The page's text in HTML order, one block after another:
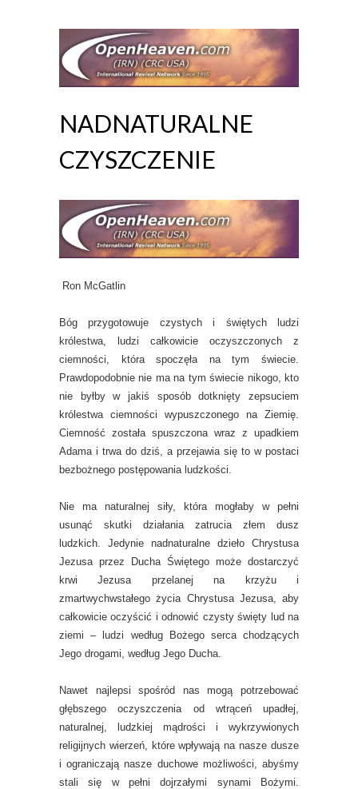
NADNATURALNE
CZYSZCZENIE
Ron McGatlin
Bóg przygotowuje czystych i świętych ludzi
królestwa, ludzi całkowicie oczyszczonych z
ciemności, która spoczęła na tym świecie.
Prawdopodobnie nie ma na tym świecie nikogo, kto
nie byłby w jakiś sposób dotknięty zepsuciem
królestwa ciemności wypuszczonego na Ziemię.
Ciemność została spuszczona wraz z upadkiem
Adama i trwa do dziś, a przejawia się to w postaci
bezbożnego postępowania ludzkości.
Nie ma naturalnej siły, która mogłaby w pełni
usunąć skutki działania zatrucia złem dusz
ludzkich. Jedynie nadnaturalne dzieło Chrystusa
Jezusa przez Ducha Świętego może dostarczyć
krwi Jezusa przelanej na krzyżu i
zmartwychwstałego życia Chrystusa Jezusa, aby
całkowicie oczyścić i odnowić czysty święty lud na
ziemi – ludzi według Bożego serca chodzących
Jego drogami, według Jego Ducha.
Nawet najlepsi spośród nas mogą potrzebować
głębszego oczyszczenia od wtrąceń upadłej,
naturalnej, ludzkiej mądrości i wykrzywionych
religijnych wierzeń, które wpływają na nasze dusze
i ograniczają nasze duchowe możliwości, abyśmy
stali się w pełni dojrzałymi synami Bożymi.